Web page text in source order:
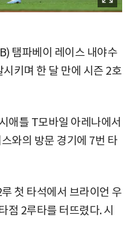
탬파베이 레이스 내야수
키며 한 달 만에 시즌 2호
애틀 T모바일 아레나에서
와의 방문 경기에 7번 타
첫 타석에서 브라이언 우
점 2루타를 터뜨렸다. 시